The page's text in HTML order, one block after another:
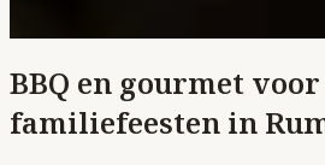
BBQ en gourmet voor
familiefeesten in